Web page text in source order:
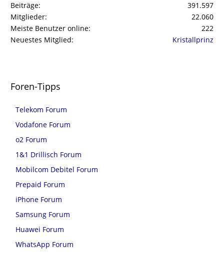
Beiträge
391.597
Mitglieder
22.060
Meiste Benutzer online
222
Neuestes Mitglied
Kristallprinz
Foren-Tipps
Telekom Forum
Vodafone Forum
o2 Forum
1&1 Drillisch Forum
Mobilcom Debitel Forum
Prepaid Forum
iPhone Forum
Samsung Forum
Huawei Forum
WhatsApp Forum